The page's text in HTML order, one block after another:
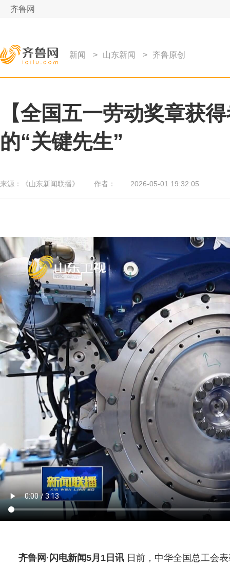
齐鲁网
新闻 > 山东新闻 > 齐鲁原创
【全国五一劳动奖章获
的“关键先生”
来源： 《山东新闻联播》 作者： 2026-05-01 19:32:05
齐鲁网 ·闪电新闻5月1日讯 日前，中华全国总工会